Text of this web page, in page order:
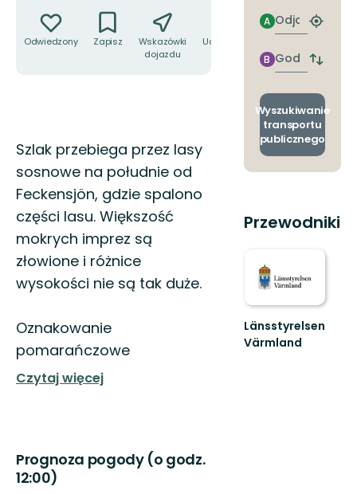
Odwiedzony Zapisz
Wskazówki
dojazdu
Udostępnij
Opis
Szlak przebiega przez lasy
sosnowe na południe od
Feckensjön, gdzie spalono
części lasu. Większość
mokrych imprez są
złowione i różnice
wysokości nie są tak duże.
Oznakowanie
pomarańczowe
Czytaj więcej
Prognoza pogody (o godz.
12:00)
Odjazd
A
Znajdź
Godzinie
przyjazdu
B
Zmiana
i
Wyszukiwanie
transportu
publicznego
Przewodniki
Länsstyrelsen
Värmland